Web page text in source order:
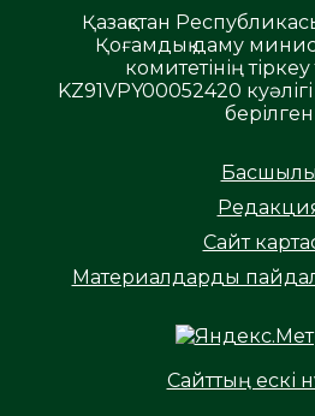
Қазақстан
Қоғамдық даму
комитетінің
KZ91VPY00052420
берілген
Басшылық
Сайт
Материалдарды
Сайттың ескі